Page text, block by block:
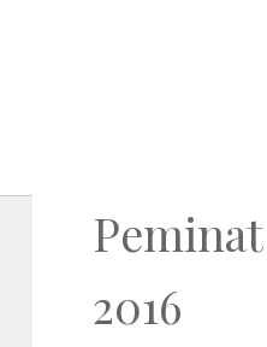
2016